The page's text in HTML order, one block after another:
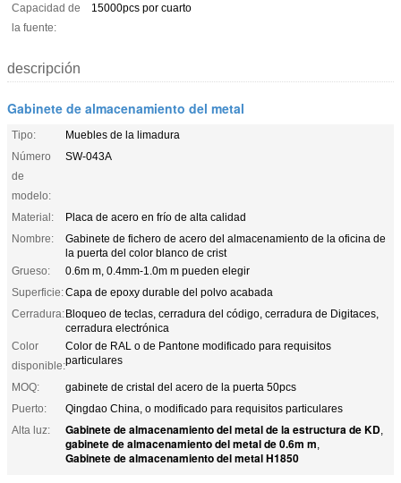
Capacidad de
la fuente:
15000pcs por cuarto
descripción
Gabinete de almacenamiento del metal
Tipo:
Muebles de la limadura
Número
de
modelo:
SW-043A
Material:
Placa de acero en frío de alta calidad
Nombre:
Gabinete de fichero de acero del almacenamiento de la oficina de
la puerta del color blanco de crist
Grueso:
0.6m m, 0.4mm-1.0m m pueden elegir
Superficie:Capa de epoxy durable del polvo acabada
Cerradura:Bloqueo de teclas, cerradura del código, cerradura de Digitaces,
cerradura electrónica
Color
disponible:
Color de RAL o de Pantone modificado para requisitos
particulares
MOQ:
gabinete de cristal del acero de la puerta 50pcs
Puerto:
Qingdao China, o modificado para requisitos particulares
Alta luz:
Gabinete de almacenamiento del metal de la estructura de KD,
gabinete de almacenamiento del metal de 0.6m m,
Gabinete de almacenamiento del metal H1850